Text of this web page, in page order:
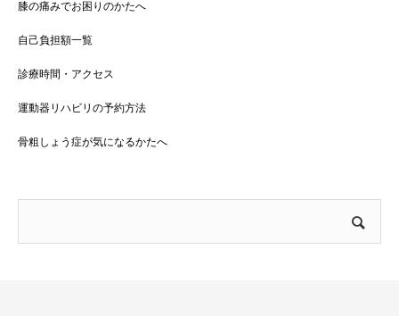
膝の痛みでお困りのかたへ
自己負担額一覧
診療時間・アクセス
運動器リハビリの予約方法
骨粗しょう症が気になるかたへ